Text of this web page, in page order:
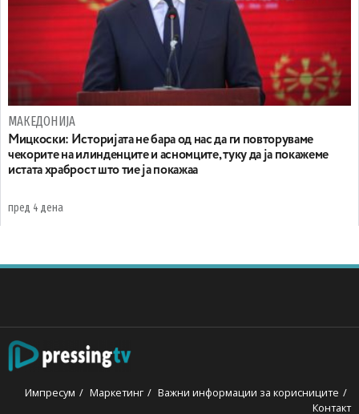
МАКЕДОНИЈА
Мицкоски: Историјата не бара од нас да ги повторуваме
чекорите на илинденците и асномците, туку да ја покажеме
истата храброст што тие ја покажаа
пред 4 дена
Импресум Маркетинг
Важни информации за корисниците
Контакт